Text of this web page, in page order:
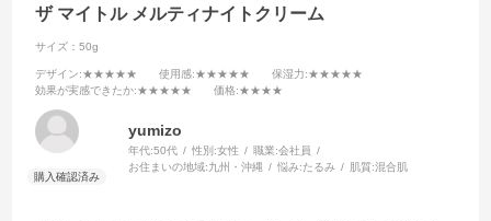
ザ マイトル メルティナイトクリーム
サイズ：50g
デザイン:★★★★★ 使用感:★★★★★ 保湿力:★★★★★
効果が実感できたか:★★★★★ 価格:★★★★
yumizo
年代:50代 性別:女性 職業:会社員
お住まいの地域:九州・沖縄 悩み:たるみ 肌質:混合肌